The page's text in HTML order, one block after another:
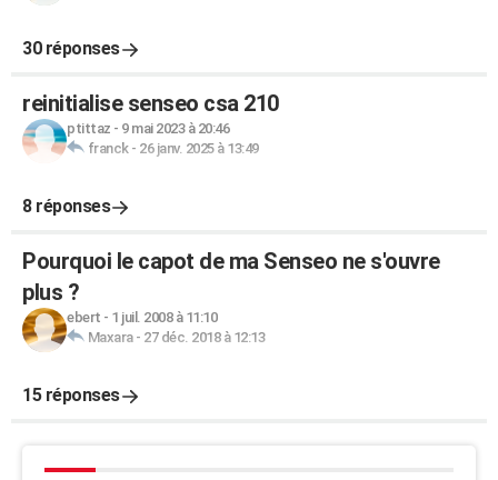
30 réponses
reinitialise senseo csa 210
ptittaz - 9 mai 2023 à 20:46
franck- 26 janv. 2025 à 13:49
8 réponses
Pourquoi le capot de ma Senseo ne s'ouvre
plus ?
ebert - 1 juil. 2008 à 11:10
Maxara- 27 déc. 2018 à 12:13
15 réponses